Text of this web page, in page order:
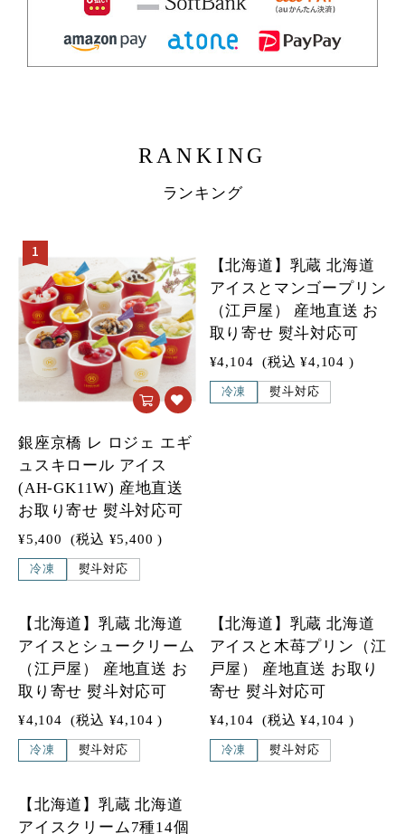
RANKING
ランキング
1
銀座京橋 レ ロジェ エギ
ュスキロール アイス
(AH-GK11W) 産地直送
お取り寄せ 熨斗対応可
¥5,400 (税込 ¥5,400 )
冷凍 熨斗対応
【北海道】乳蔵 北海道
アイスとマンゴープリン
（江戸屋） 産地直送 お
取り寄せ 熨斗対応可
¥4,104 (税込 ¥4,104 )
冷凍 熨斗対応
【北海道】乳蔵 北海道
アイスとシュークリーム
（江戸屋） 産地直送 お
取り寄せ 熨斗対応可
¥4,104 (税込 ¥4,104 )
冷凍 熨斗対応
【北海道】乳蔵 北海道
アイスと木苺プリン（江
戸屋） 産地直送 お取り
寄せ 熨斗対応可
¥4,104 (税込 ¥4,104 )
冷凍 熨斗対応
【北海道】乳蔵 北海道
アイスクリーム7種14個